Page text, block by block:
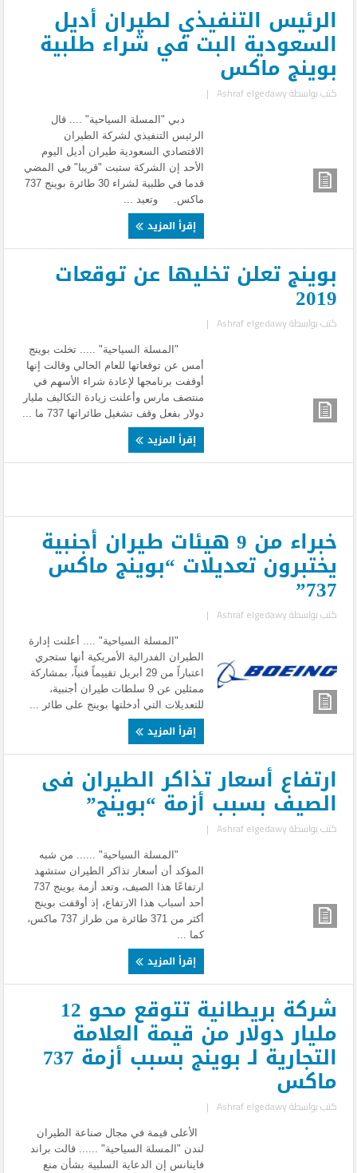
الرئيس التنفيذي لطيران أديل
السعودية البت في شراء طلبية
بوينج ماكس
كتب بواسطةAshraf elgedawy
|
دبي "المسلة السياحية" .... قال
الرئيس التنفيذي لشركة الطيران
الاقتصادي السعودية طيران أديل اليوم
الأحد إن الشركة ستبت "قريبا" في المضي
قدما في طلبية لشراء 30 طائرة بوينج 737
ماكس. وتعيد ...
إقرأ المزيد
بوينج تعلن تخليها عن توقعات
2019
كتب بواسطةAshraf elgedawy
|
"المسلة السياحية" ..... تخلت بوينج
أمس عن توقعاتها للعام الحالي وقالت إنها
أوقفت برنامجها لإعادة شراء الأسهم في
منتصف مارس وأعلنت زيادة التكاليف مليار
دولار بفعل وقف تشغيل طائراتها 737 ما ...
إقرأ المزيد
خبراء من 9 هيئات طيران أجنبية
يختبرون تعديلات “بوينج ماكس
737”
كتب بواسطةAshraf elgedawy
|
"المسلة السياحية" .... أعلنت إدارة
الطيران الفدرالية الأمريكية أنها ستجري
اعتباراً من 29 أبريل تقييماً فنياً، بمشاركة
ممثلين عن 9 سلطات طيران أجنبية،
للتعديلات التي أدخلتها بوينج على طائر ...
إقرأ المزيد
ارتفاع أسعار تذاكر الطيران فى
الصيف بسبب أزمة “بوينج”
كتب بواسطةAshraf elgedawy
|
"المسلة السياحية" ...... من شبه
المؤكد أن أسعار تذاكر الطيران ستشهد
ارتفاعًا هذا الصيف، وتعد أزمة بوينج 737
أحد أسباب هذا الارتفاع، إذ أوقفت بوينج
أكثر من 371 طائرة من طراز 737 ماكس،
كما ...
إقرأ المزيد
شركة بريطانية تتوقع محو 12
مليار دولار من قيمة العلامة
التجارية لـ بوينج بسبب أزمة 737
ماكس
كتب بواسطةAshraf elgedawy
|
الأعلى قيمة في مجال صناعة الطيران
لندن "المسلة السياحية" ...... قالت براند
فاينانس إن الدعاية السلبية بشأن منع